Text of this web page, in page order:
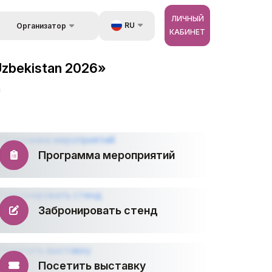
и
Организатор
Kонтакты
RU
ЛИЧНЫЙ
КАБИНЕТ
2026»
Программа мероприятий
Забронировать стенд
Посетить выставку